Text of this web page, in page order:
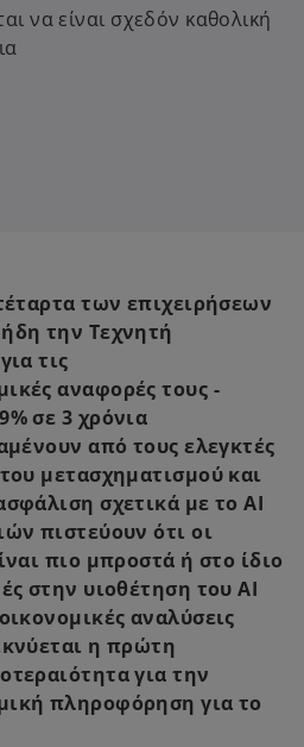
να είναι σχεδόν καθολική
των επιχειρήσεων
την Τεχνητή
τις
αναφορές τους -
σε 3 χρόνια
από τους ελεγκτές
μετασχηματισμού και
σχετικά με το ΑΙ
πιστεύουν ότι οι
πιο μπροστά ή στο ίδιο
στην υιοθέτηση του ΑΙ
αναλύσεις
η πρώτη
για την
πληροφόρηση για το